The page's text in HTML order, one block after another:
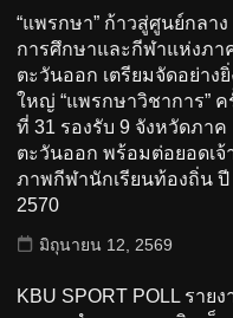
“แพรกษา” ก้าวสู่ศูนย์กลาง
การศึกษาและกีฬาแห่งภา
ตะวันออก เตรียมจัดอย่างยิ่
ใหญ่ “แพรกษาวิชาการ” ค
ที่ 31 รองรับ 9 จังหวัดภาค
ตะวันออก พร้อมต่อยอดเจ้
ภาพกีฬานักเรียนท้องถิ่น ปี
2570
มิถุนายน 12, 2569
KBU SPORT POLL รายง